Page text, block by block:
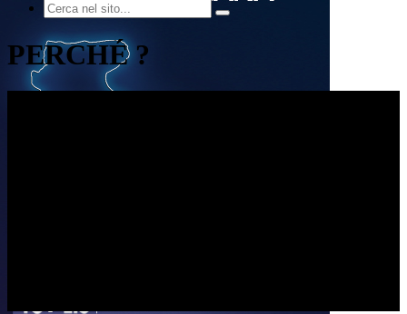
PERCHÉ ?